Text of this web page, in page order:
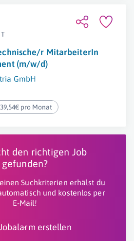
r MitarbeiterIn
(m/w/d)
GmbH
pro Monat
den richtigen Job
gefunden?
Suchkriterien erhälst du
und kostenlos per
E-Mail!
erstellen